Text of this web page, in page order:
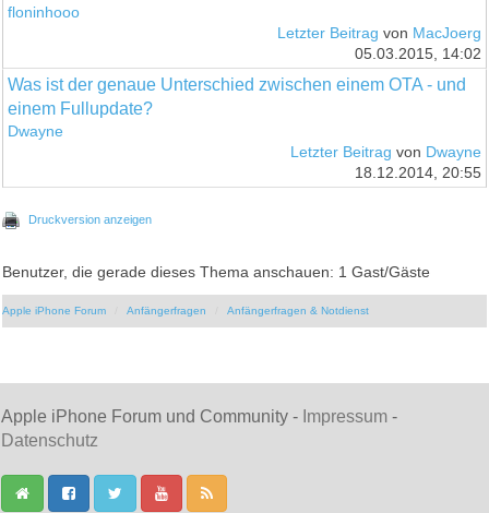
floninhooo
Letzter Beitrag von MacJoerg
05.03.2015, 14:02
Was ist der genaue Unterschied zwischen einem OTA - und
einem Fullupdate?
Dwayne
Letzter Beitrag von Dwayne
18.12.2014, 20:55
Druckversion anzeigen
Benutzer, die gerade dieses Thema anschauen: 1 Gast/Gäste
Apple iPhone Forum Anfängerfragen Anfängerfragen & Notdienst
Apple iPhone Forum und Community - Impressum -
Datenschutz